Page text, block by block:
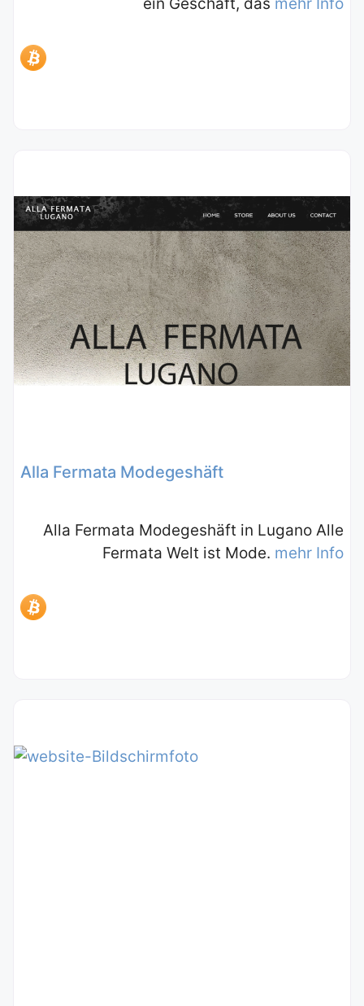
ein Geschäft, das mehr Info
Alla Fermata Modegeshäft
Alla Fermata Modegeshäft in Lugano Alle
Fermata Welt ist Mode. mehr Info